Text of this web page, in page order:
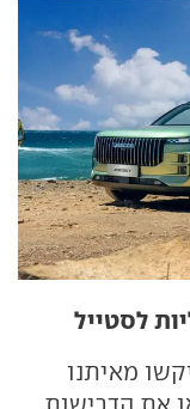
לסטייל
מאיתנו